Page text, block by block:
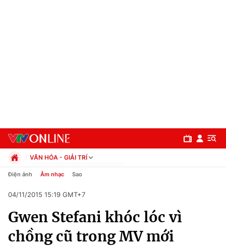
Chuyên mục
Chính trị
VĂN HÓA - GIẢI TRÍ
Chính trị
Pháp luật
Kinh tế
Thể thao
Truyền hình
Điện ảnh Âm nhạc Sao
04/11/2015 15:19 GMT+7
Gwen Stefani khóc lóc vì
chồng cũ trong MV mới